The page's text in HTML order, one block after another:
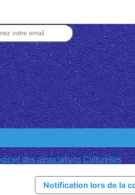
des associations Culturelles
Notification lors de la